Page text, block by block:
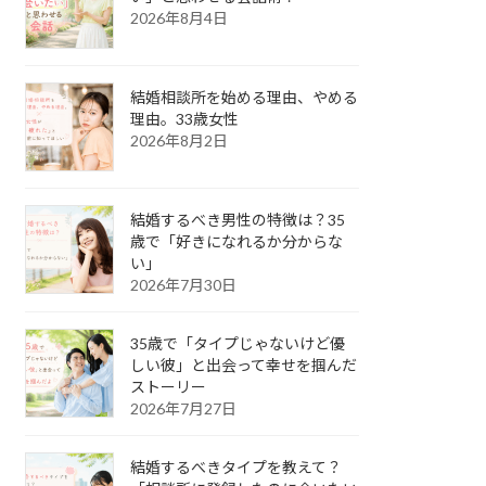
2026年8月4日
結婚相談所を始める理由、やめる
理由。33歳女性
2026年8月2日
結婚するべき男性の特徴は？35
歳で「好きになれるか分からな
い」
2026年7月30日
35歳で「タイプじゃないけど優
しい彼」と出会って幸せを掴んだ
ストーリー
2026年7月27日
結婚するべきタイプを教えて？